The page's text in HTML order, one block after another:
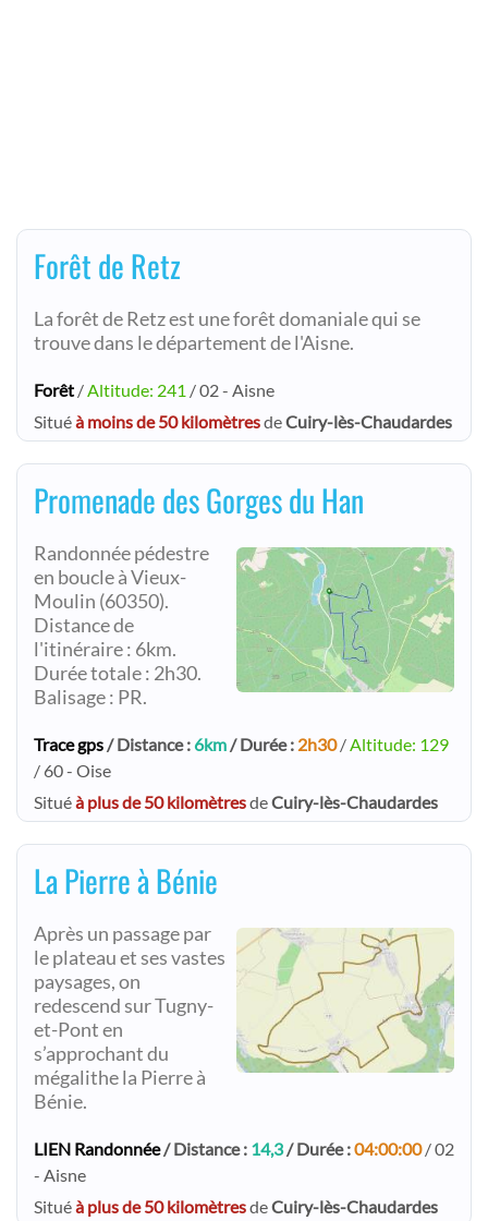
Forêt de Retz
La forêt de Retz est une forêt domaniale qui se
trouve dans le département de l'Aisne.
Forêt /Altitude: 241 / 02 - Aisne
Situéà moins de 50 kilomètresdeCuiry-lès-Chaudardes
Promenade des Gorges du Han
Randonnée pédestre
en boucle à Vieux-
Moulin (60350).
Distance de
l'itinéraire : 6km.
Durée totale : 2h30.
Balisage : PR.
Trace gps/ Distance : 6km/ Durée : 2h30/Altitude: 129
/ 60 - Oise
Situéà plus de 50 kilomètresdeCuiry-lès-Chaudardes
La Pierre à Bénie
Après un passage par
le plateau et ses vastes
paysages, on
redescend sur Tugny-
et-Pont en
s’approchant du
mégalithe la Pierre à
Bénie.
LIEN Randonnée/ Distance : 14,3/ Durée :04:00:00/ 02
- Aisne
Situéà plus de 50 kilomètresdeCuiry-lès-Chaudardes